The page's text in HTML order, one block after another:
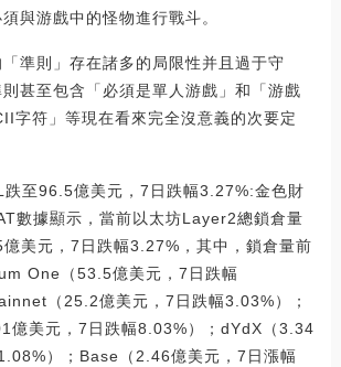
與游戲中的怪物進行戰斗。
準則」存在諸多的局限性并且過于守
甚至包含「必須是單人游戲」和「游戲
字符」等現在看來完全沒意義的次要定
跌至96.5億美元，7日跌幅3.27%:金色財
數據顯示，當前以太坊Layer2總鎖倉量
億美元，7日跌幅3.27%，其中，鎖倉量前
One（53.5億美元，7日跌幅
（25.2億美元，7日跌幅3.03%）；
億美元，7日跌幅8.03%）；dYdX（3.34
）；Base（2.46億美元，7日漲幅